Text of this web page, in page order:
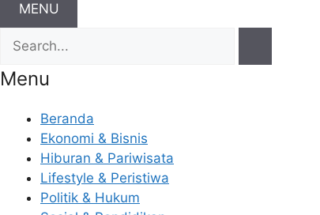
MENU
Menu
Beranda
Ekonomi & Bisnis
Hiburan & Pariwisata
Lifestyle & Peristiwa
Politik & Hukum